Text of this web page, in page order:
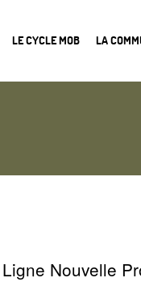
LE CYCLE MOB LA
Nouvelle